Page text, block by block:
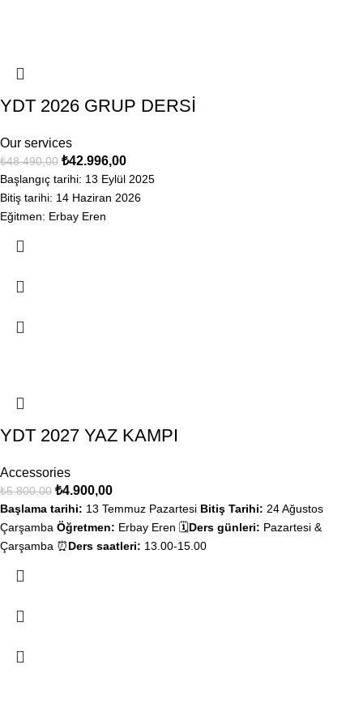
YDT 2026 GRUP DERSİ
Our services
₺48.490,00 ₺42.996,00
Başlangıç tarihi: 13 Eylül 2025
Bitiş tarihi: 14 Haziran 2026
Eğitmen: Erbay Eren
YDT 2027 YAZ KAMPI
Accessories
₺5.800,00 ₺4.900,00
Başlama tarihi: 13 Temmuz Pazartesi Bitiş Tarihi: 24 Ağustos
Çarşamba Öğretmen: Erbay Eren 🗓️Ders günleri: Pazartesi &
Çarşamba ⏰Ders saatleri: 13.00-15.00